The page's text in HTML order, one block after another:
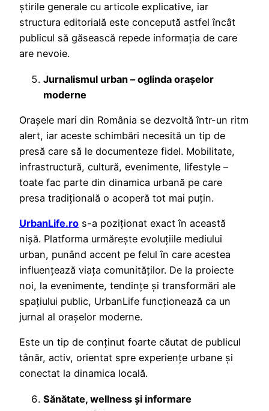
știrile generale cu articole explicative, iar
structura editorială este concepută astfel încât
publicul să găsească repede informația de care
are nevoie.
Jurnalismul urban – oglinda orașelor
moderne
Orașele mari din România se dezvoltă într-un ritm
alert, iar aceste schimbări necesită un tip de
presă care să le documenteze fidel. Mobilitate,
infrastructură, cultură, evenimente, lifestyle –
toate fac parte din dinamica urbană pe care
presa tradițională o acoperă tot mai puțin.
UrbanLife.ro s-a poziționat exact în această
nișă. Platforma urmărește evoluțiile mediului
urban, punând accent pe felul în care acestea
influențează viața comunităților. De la proiecte
noi, la evenimente, tendințe și transformări ale
spațiului public, UrbanLife funcționează ca un
jurnal al orașelor moderne.
Este un tip de conținut foarte căutat de publicul
tânăr, activ, orientat spre experiențe urbane și
conectat la dinamica locală.
Sănătate, wellness și informare